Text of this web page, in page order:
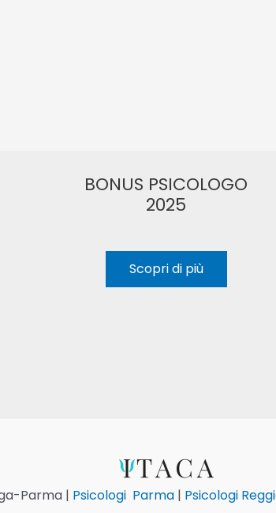
BONUS PSICOLOGO
2025
Scopri di più
Parma | Psicologi Parma| Psicologi